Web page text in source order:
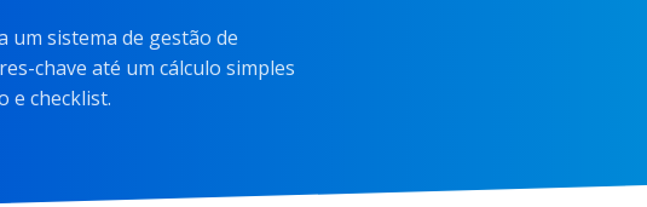
sistema de gestão de
chave até um cálculo simples
e checklist.